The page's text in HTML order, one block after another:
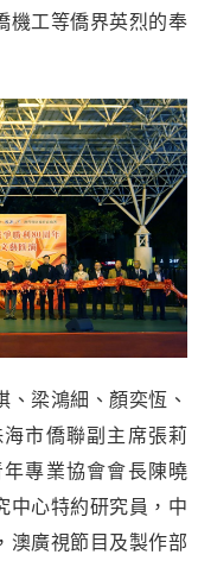
機工等僑界英烈的奉
梁鴻細、顏奕恆、
市僑聯副主席張莉
專業協會會長陳曉
中心特約研究員，中
澳廣視節目及製作部